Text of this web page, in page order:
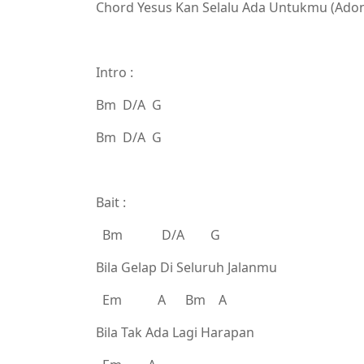
Chord Yesus Kan Selalu Ada Untukmu
Intro :
Bm D/A G
Bm D/A G
Bait :
Bm D/A G
Bila Gelap Di Seluruh Jalanmu
Em A Bm A
Bila Tak Ada Lagi Harapan